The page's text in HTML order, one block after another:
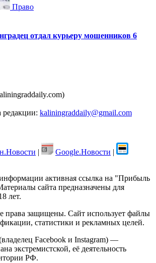
Право
отдал курьеру мошенников 6
редакции: kaliningraddaily@gmail.com
| Google.Новости |
активная ссылка на "Прибыль
сайта предназначены для
лет.
защищены. Сайт использует файлы
статистики и рекламных целей.
Facebook и Instagram) —
экстремистской, её деятельность
РФ.